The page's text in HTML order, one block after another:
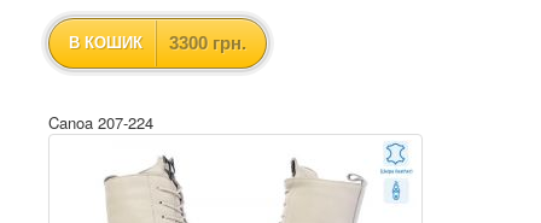
В КОШИК 3300 грн.
Canoa 207-224